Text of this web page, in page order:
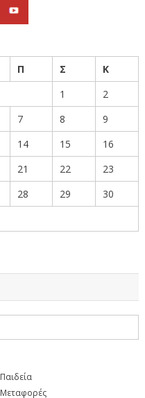
Π Σ
Κ
1
2
7 8
9
14 15
16
21 22
23
28 29
30
Παιδεία
Μεταφορές